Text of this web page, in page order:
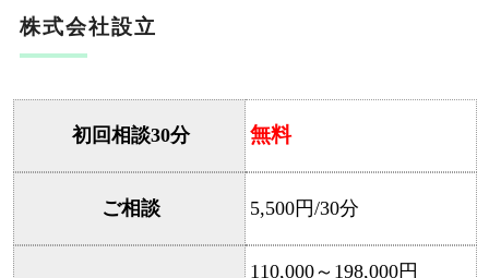
株式会社設立
初回相談30分 無料
ご相談 5,500円/30分
110,000～198,000円